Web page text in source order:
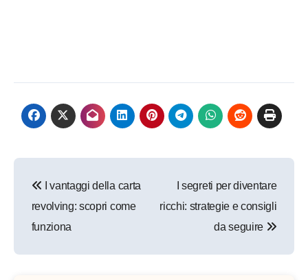
articoli
I vantaggi della carta
revolving: scopri come
funziona
I segreti per diventare
ricchi: strategie e consigli
da seguire